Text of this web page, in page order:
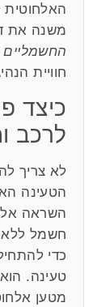
משנה את
החשמליים
חוויית
כיצד
לרכב
לא צריך
הטעינה
השראה
חשמל ללא
כדי
טעינה.
מטען